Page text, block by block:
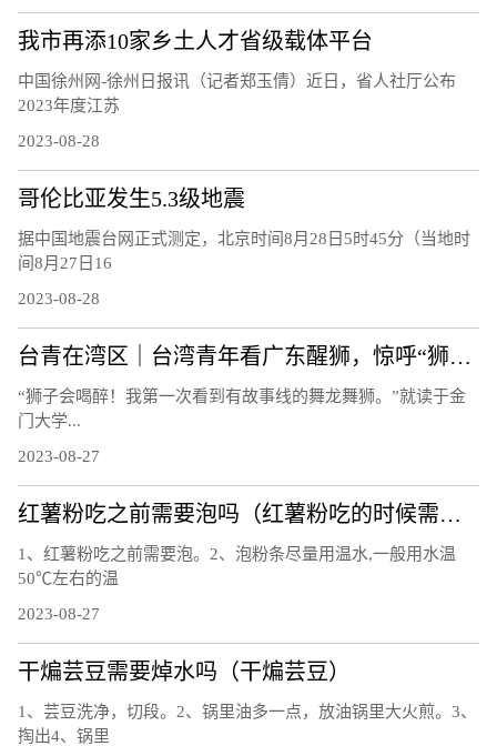
我市再添10家乡土人才省级载体平台
中国徐州网-徐州日报讯（记者郑玉倩）近日，省人社厅公布
2023年度江苏
2023-08-28
哥伦比亚发生5.3级地震
据中国地震台网正式测定，北京时间8月28日5时45分（当地时
间8月27日16
2023-08-28
台青在湾区｜台湾青年看广东醒狮，惊呼“狮子会喝醉！”
“狮子会喝醉！我第一次看到有故事线的舞龙舞狮。”就读于金
门大学...
2023-08-27
红薯粉吃之前需要泡吗（红薯粉吃的时候需要泡吗）
1、红薯粉吃之前需要泡。2、泡粉条尽量用温水,一般用水温
50℃左右的温
2023-08-27
干煸芸豆需要焯水吗（干煸芸豆）
1、芸豆洗净，切段。2、锅里油多一点，放油锅里大火煎。3、
掏出4、锅里